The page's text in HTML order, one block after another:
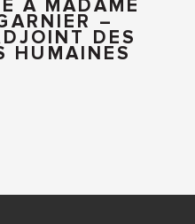
A MADAME
–
DES
HUMAINES